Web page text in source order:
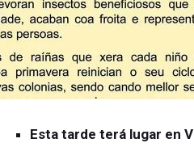
Esta tarde terá lugar en